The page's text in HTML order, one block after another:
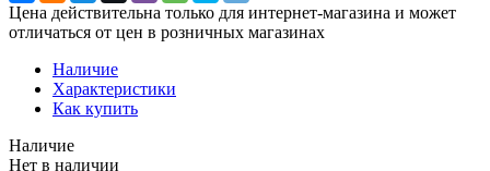
Цена действительна только для интернет-магазина и может
отличаться от цен в розничных магазинах
Наличие
Характеристики
Как купить
Наличие
Нет в наличии